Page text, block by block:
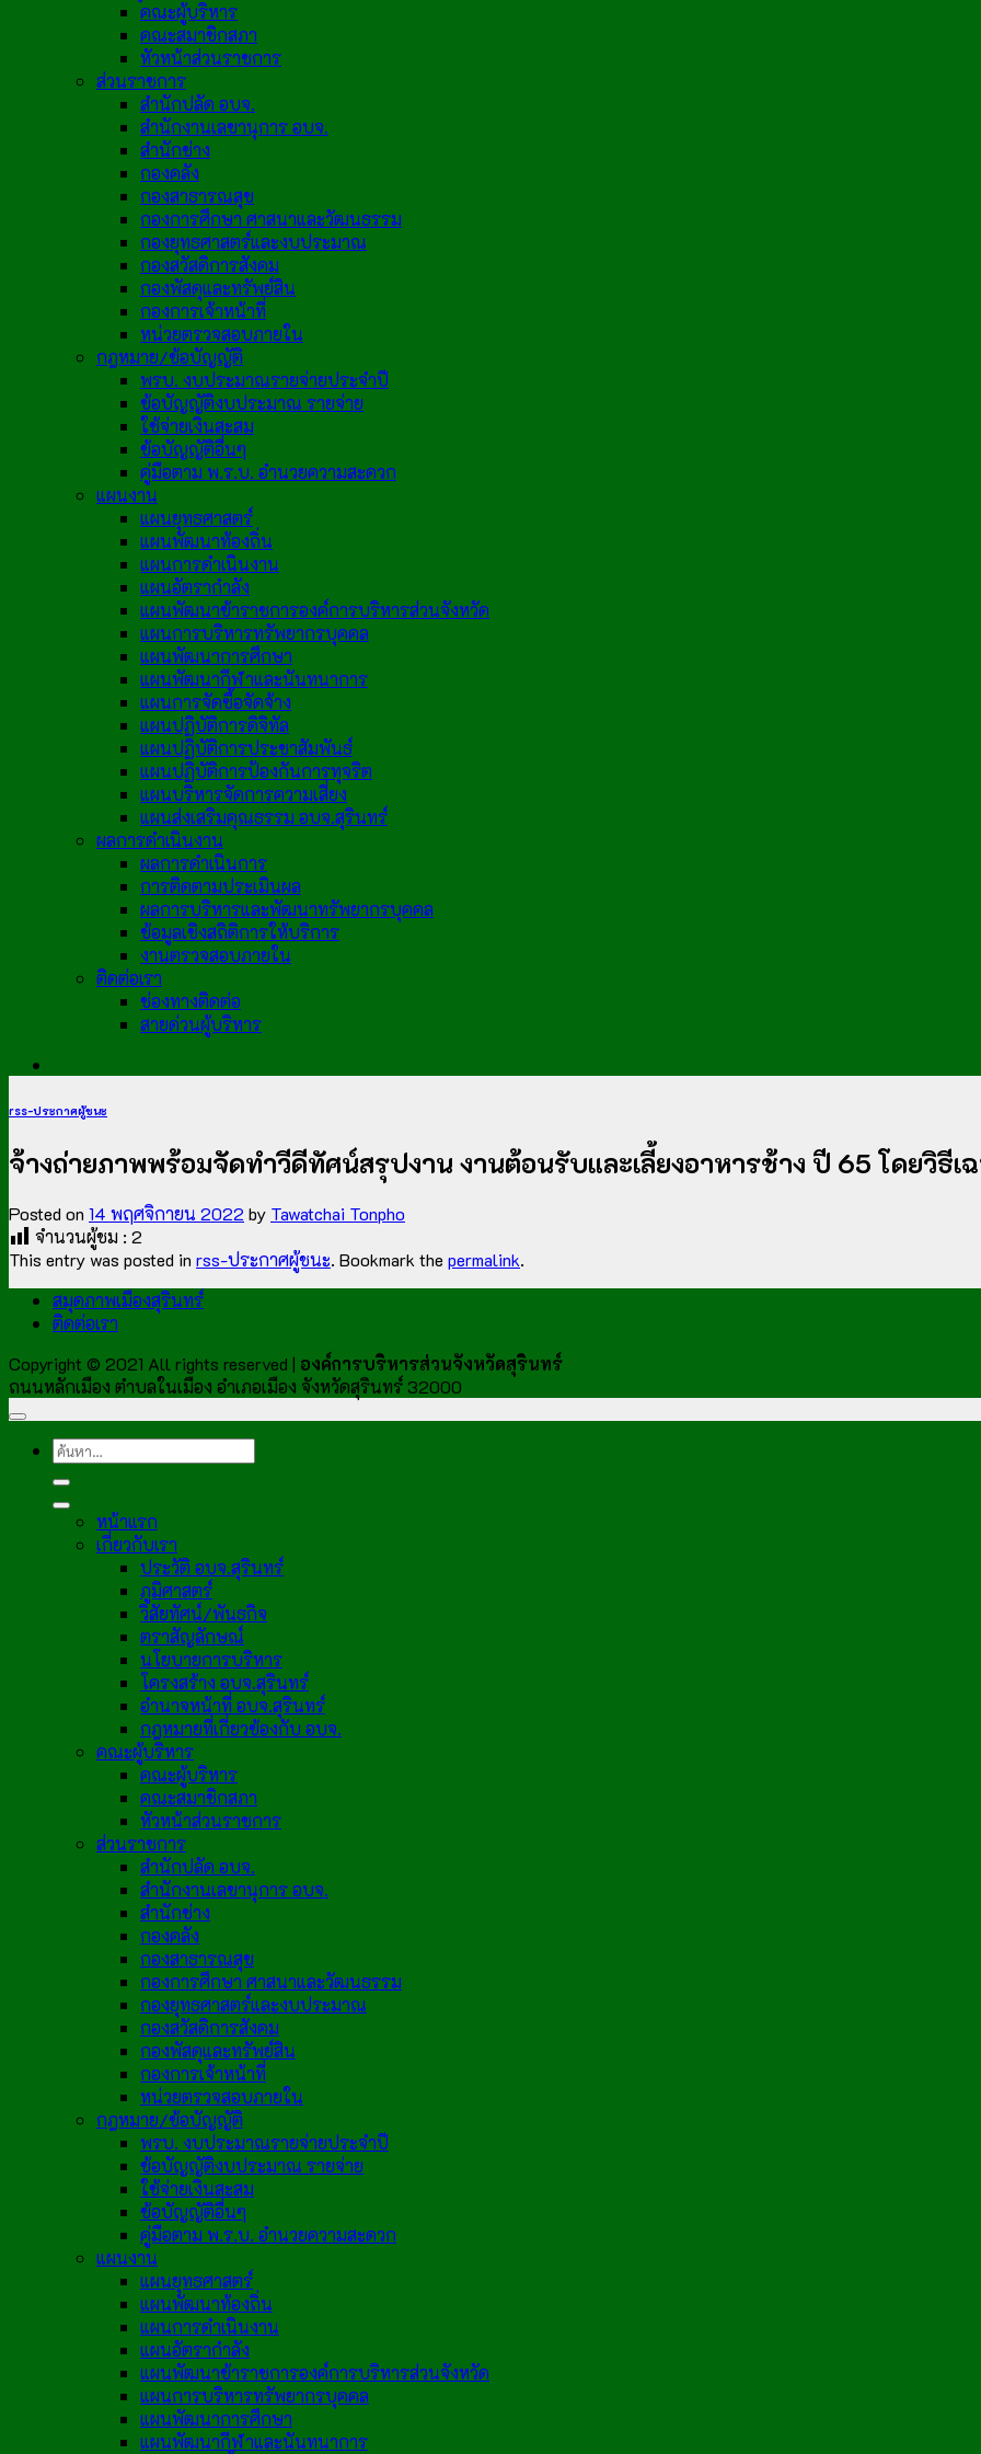
คณะผู้บริหาร
คณะสมาชิกสภา
หัวหน้าส่วนราชการ
ส่วนราชการ
สำนักปลัด อบจ.
สำนักงานเลขานุการ อบจ.
สำนักช่าง
กองคลัง
กองสาธารณสุข
กองการศึกษา ศาสนาและวัฒนธรรม
กองยุทธศาสตร์และงบประมาณ
กองสวัสดิการสังคม
กองพัสดุและทรัพย์สิน
กองการเจ้าหน้าที่
หน่วยตรวจสอบภายใน
กฎหมาย/ข้อบัญญัติ
พรบ. งบประมาณรายจ่ายประจำปี
ข้อบัญญัติงบประมาณ รายจ่าย
ใช้จ่ายเงินสะสม
ข้อบัญญัติอื่นๆ
คู่มือตาม พ.ร.บ. อำนวยความสะดวก
แผนงาน
แผนยุทธศาสตร์
แผนพัฒนาท้องถิ่น
แผนการดำเนินงาน
แผนอัตรากำลัง
แผนพัฒนาข้าราชการองค์การบริหารส่วนจังหวัด
แผนการบริหารทรัพยากรบุคคล
แผนพัฒนาการศึกษา
แผนพัฒนากีฬาและนันทนาการ
แผนการจัดซื้อจัดจ้าง
แผนปฏิบัติการดิจิทัล
แผนปฏิบัติการประชาสัมพันธ์
แผนปฏิบัติการป้องกันการทุจริต
แผนบริหารจัดการความเสี่ยง
แผนส่งเสริมคุณธรรม อบจ.สุรินทร์
ผลการดำเนินงาน
ผลการดำเนินการ
การติดตามประเมินผล
ผลการบริหารและพัฒนาทรัพยากรบุคคล
ข้อมูลเชิงสถิติการให้บริการ
งานตรวจสอบภายใน
ติดต่อเรา
ช่องทางติดต่อ
สายด่วนผู้บริหาร
rss-ประกาศผู้ชนะ
จ้างถ่ายภาพพร้อมจัดทำวีดีทัศน์สรุปงาน งานต้อนรับและเลี้ยงอาหารช้าง ปี 65 โดยวิธีเฉ
Posted on 14 พฤศจิกายน 2022 by Tawatchai Tonpho
จำนวนผู้ชม : 2
This entry was posted in rss-ประกาศผู้ชนะ. Bookmark the permalink.
สมุดภาพเมืองสุรินทร์
ติดต่อเรา
Copyright © 2021 All rights reserved | องค์การบริหารส่วนจังหวัดสุรินทร์
ถนนหลักเมือง ตำบลในเมือง อำเภอเมือง จังหวัดสุรินทร์ 32000
หน้าแรก
เกี่ยวกับเรา
ประวัติ อบจ.สุรินทร์
ภูมิศาสตร์
วิสัยทัศน์/พันธกิจ
ตราสัญลักษณ์
นโยบายการบริหาร
โครงสร้าง อบจ.สุรินทร์
อำนาจหน้าที่ อบจ.สุรินทร์
กฎหมายที่เกี่ยวข้องกับ อบจ.
คณะผู้บริหาร
คณะผู้บริหาร
คณะสมาชิกสภา
หัวหน้าส่วนราชการ
ส่วนราชการ
สำนักปลัด อบจ.
สำนักงานเลขานุการ อบจ.
สำนักช่าง
กองคลัง
กองสาธารณสุข
กองการศึกษา ศาสนาและวัฒนธรรม
กองยุทธศาสตร์และงบประมาณ
กองสวัสดิการสังคม
กองพัสดุและทรัพย์สิน
กองการเจ้าหน้าที่
หน่วยตรวจสอบภายใน
กฎหมาย/ข้อบัญญัติ
พรบ. งบประมาณรายจ่ายประจำปี
ข้อบัญญัติงบประมาณ รายจ่าย
ใช้จ่ายเงินสะสม
ข้อบัญญัติอื่นๆ
คู่มือตาม พ.ร.บ. อำนวยความสะดวก
แผนงาน
แผนยุทธศาสตร์
แผนพัฒนาท้องถิ่น
แผนการดำเนินงาน
แผนอัตรากำลัง
แผนพัฒนาข้าราชการองค์การบริหารส่วนจังหวัด
แผนการบริหารทรัพยากรบุคคล
แผนพัฒนาการศึกษา
แผนพัฒนากีฬาและนันทนาการ